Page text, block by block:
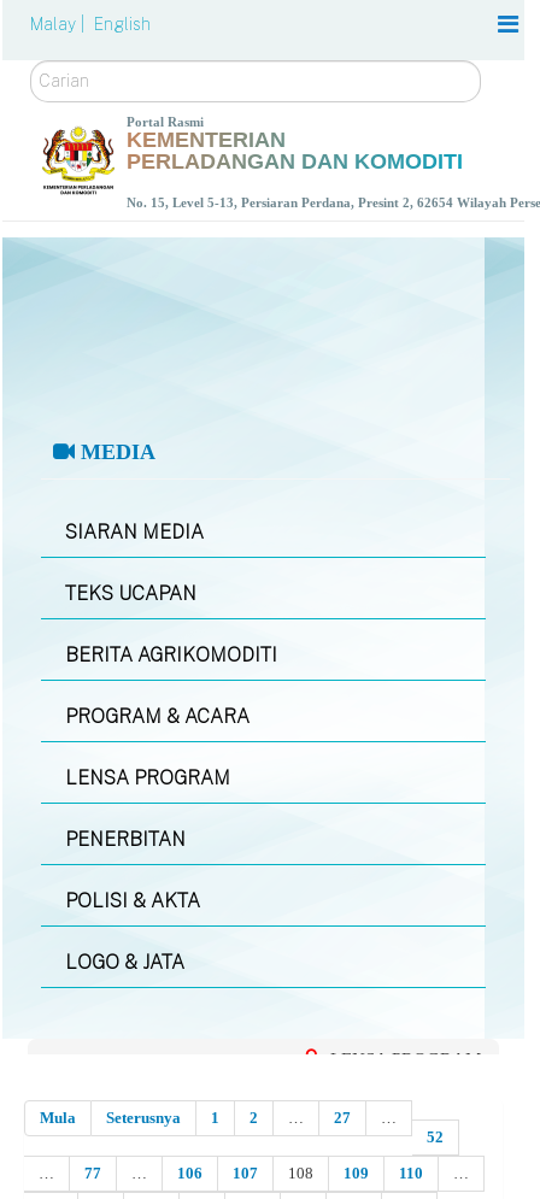
Malay | English
Carian
Portal Rasmi
KEMENTERIAN
PERLADANGAN DAN KOMODITI
No. 15, Level 5-13, Persiaran Perdana, Presint 2, 62654 Wilayah
MEDIA
SIARAN MEDIA
TEKS UCAPAN
BERITA AGRIKOMODITI
PROGRAM & ACARA
LENSA PROGRAM
PENERBITAN
POLISI & AKTA
LOGO & JATA
LENSA PROGRAM
Mula Seterusnya 1 2 … 27
…
52
…
77 … 106 107 108 109 110
…